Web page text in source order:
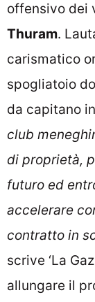
offensivo dei
Thuram.
carismatico
spogliatoio
da capitano
club
di proprietà,
futuro ed
accelerare
contratto in
scrive ‘La
allungare il